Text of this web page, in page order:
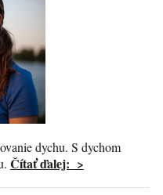
dychu. S dychom
Čítať ďalej: >